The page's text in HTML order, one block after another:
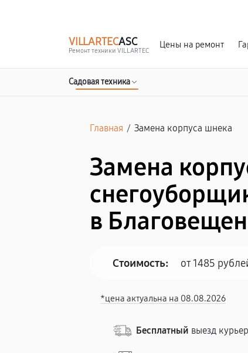
VILLARTECASC
Ремонт техники VILLARTEC
Цены на ремонт
Садовая техника
Главная / Замена корпуса шнека
Замена
в
Стоимость: от 1485
*цена актуальна на 08.08.2026
Бесплатный выезд